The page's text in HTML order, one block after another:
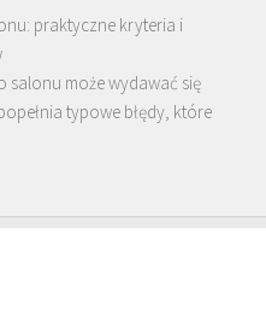
praktyczne kryteria i
może wydawać się
typowe błędy, które